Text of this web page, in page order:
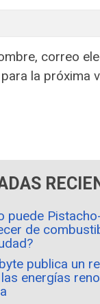
correo
la próxima
puede
de
publica un
energías